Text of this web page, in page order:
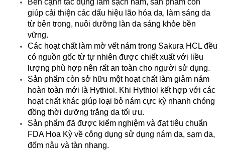
Bên cạnh tác dụng làm sạch nám, sản phẩm còn
giúp cải thiện các dấu hiệu lão hóa da, làm sáng da
từ bên trong, nuôi dưỡng làn da sáng khỏe bền
vững.
Các hoạt chất làm mờ vết nám trong Sakura HCL đều
có nguồn gốc từ tự nhiên được chiết xuất với liều
lượng phù hợp nên rất an toàn cho người sử dụng.
Sản phẩm còn sở hữu một hoạt chất làm giảm nám
hoàn toàn mới là Hythiol. Khi Hythiol kết hợp với các
hoạt chất khác giúp loại bỏ nám cực kỳ nhanh chóng
đồng thời dưỡng trắng da tối ưu.
Sản phẩm đã được kiểm nghiệm và đạt tiêu chuẩn
FDA Hoa Kỳ về công dụng sử dụng nám da, sạm da,
đốm nâu và tàn nhang.